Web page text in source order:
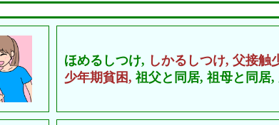
ほめるしつけ, しかるしつけ, 父接触
少年期貧困, 祖父と同居, 祖母と同居,